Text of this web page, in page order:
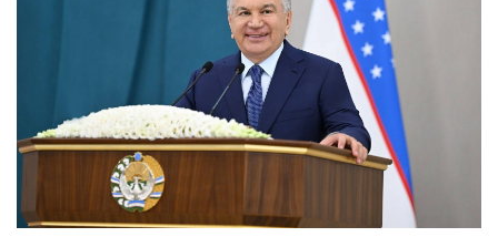
молдавской оппозиции Игорь Додон на полях
Петербургского экономического форума.